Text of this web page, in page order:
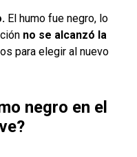
El humo fue negro, lo
no se alcanzó la
para elegir al nuevo
negro en el